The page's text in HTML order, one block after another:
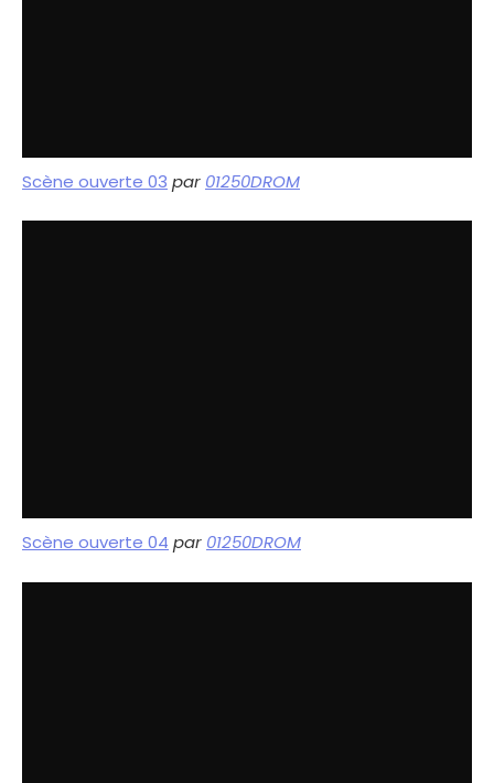
Scène ouverte 03 par 01250DROM
Scène ouverte 04 par 01250DROM